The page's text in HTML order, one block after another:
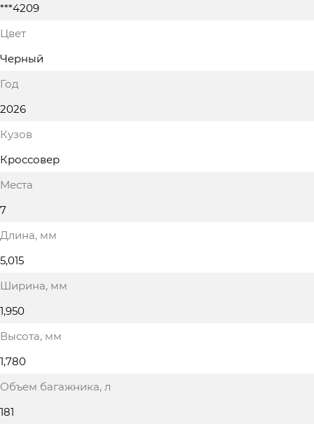
***4209
Цвет
Черный
Год
2026
Кузов
Кроссовер
Места
7
Длина, мм
5,015
Ширина, мм
1,950
Высота, мм
1,780
Объем багажника, л
181